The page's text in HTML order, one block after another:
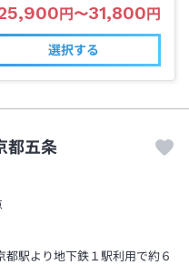
円〜31,800円
選択する
都五条
都駅より地下鉄１駅利用で約６